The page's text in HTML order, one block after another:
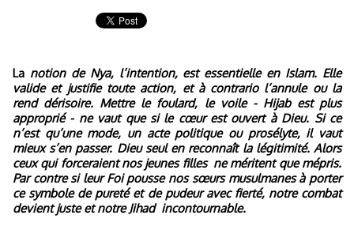
La notion de Nya, l’intention, est essentielle en Islam. Elle
valide et justifie toute action, et à contrario l’annule ou la
rend dérisoire. Mettre le foulard, le voile - Hijab est plus
approprié - ne vaut que si le cœur est ouvert à Dieu. Si ce
n’est qu’une mode, un acte politique ou prosélyte, il vaut
mieux s’en passer. Dieu seul en reconnaît la légitimité. Alors
ceux qui forceraient nos jeunes filles ne méritent que mépris.
Par contre si leur Foi pousse nos sœurs musulmanes à porter
ce symbole de pureté et de pudeur avec fierté, notre combat
devient juste et notre Jihad incontournable.